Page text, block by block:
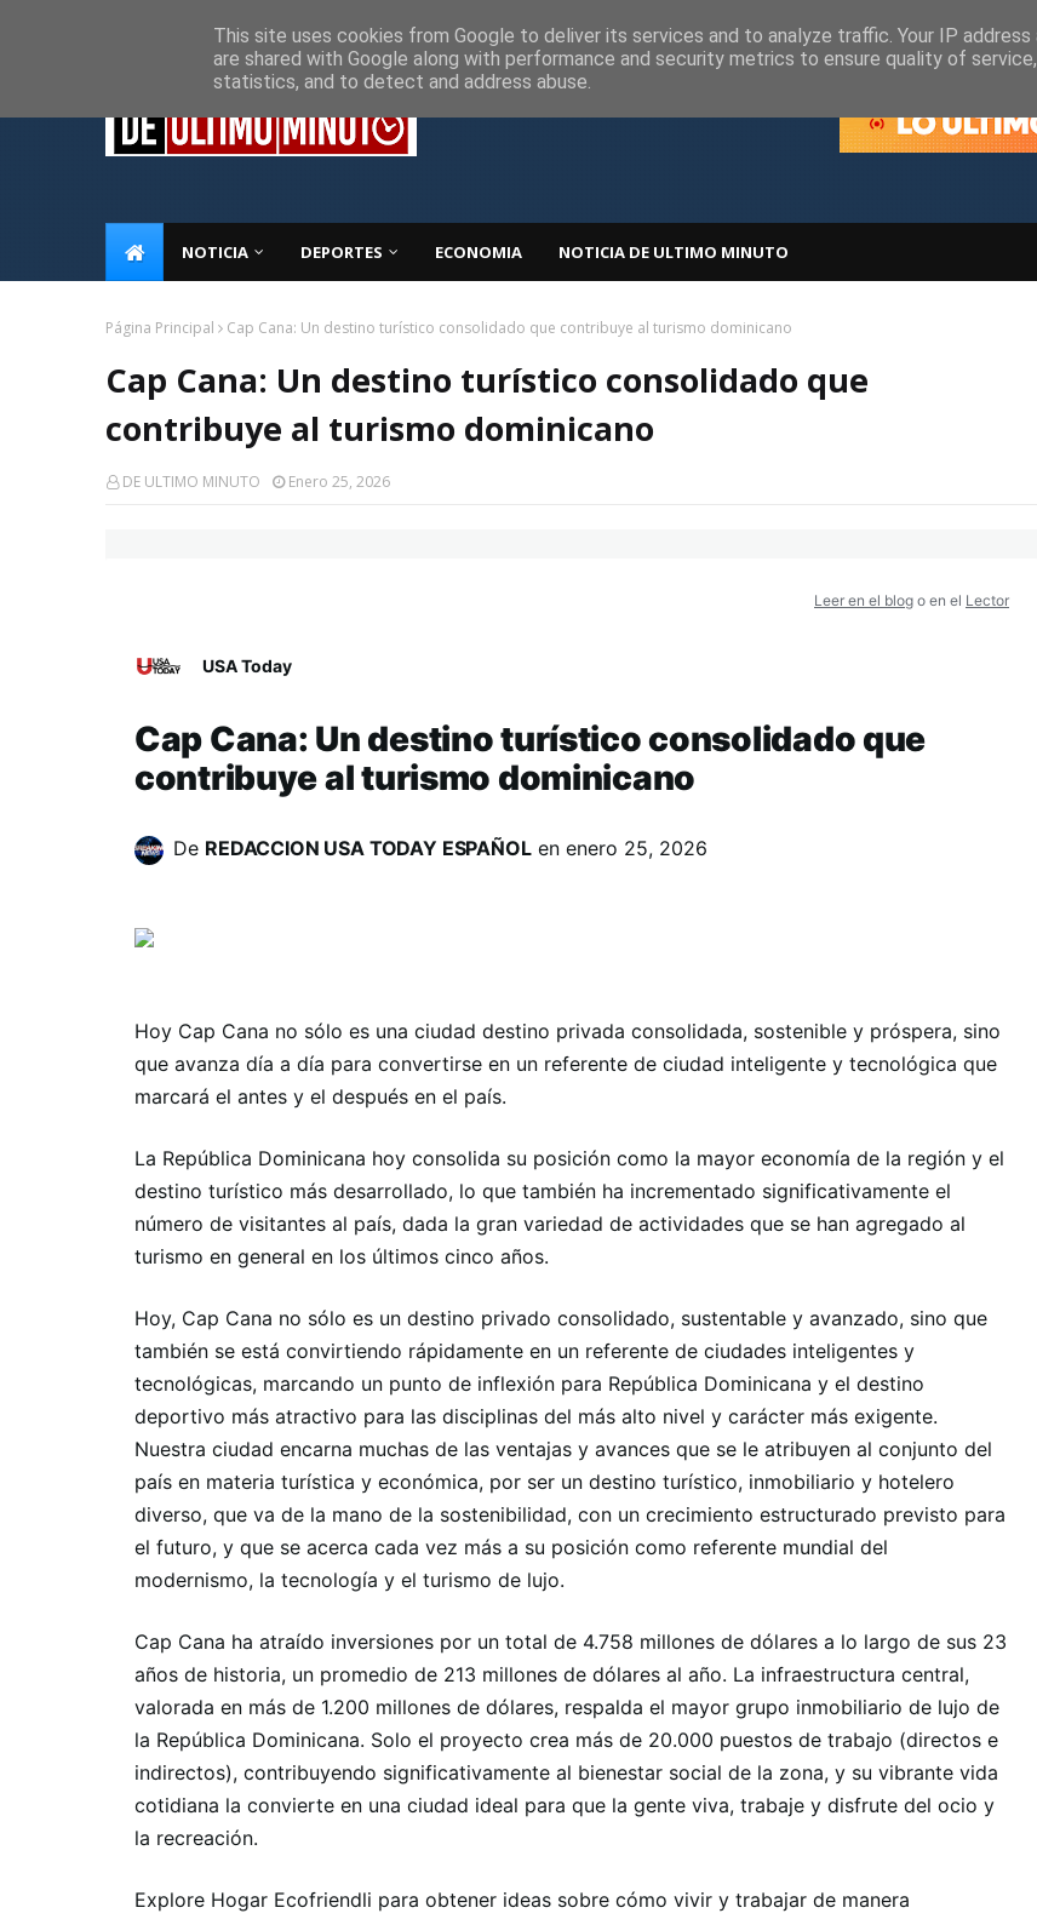
NOTICIA DEPORTES ECONOMIA NOTICIA DE ULTIMO MINUTO
Página Principal Cap Cana: Un destino turístico consolidado que contribuye al turismo dominicano
Cap Cana: Un destino turístico consolidado que
contribuye al turismo dominicano
DE ULTIMO MINUTO Enero 25, 2026
Leer en el blog o en el Lector
USA Today
Cap Cana: Un destino turístico consolidado que
contribuye al turismo dominicano
De REDACCION USA TODAY ESPAÑOLen enero 25, 2026
Hoy Cap Cana no sólo es una ciudad destino privada consolidada, sostenible y próspera, sino
que avanza día a día para convertirse en un referente de ciudad inteligente y tecnológica que
marcará el antes y el después en el país.
La República Dominicana hoy consolida su posición como la mayor economía de la región y el
destino turístico más desarrollado, lo que también ha incrementado significativamente el
número de visitantes al país, dada la gran variedad de actividades que se han agregado al
turismo en general en los últimos cinco años.
Hoy, Cap Cana no sólo es un destino privado consolidado, sustentable y avanzado, sino que
también se está convirtiendo rápidamente en un referente de ciudades inteligentes y
tecnológicas, marcando un punto de inflexión para República Dominicana y el destino
deportivo más atractivo para las disciplinas del más alto nivel y carácter más exigente.
Nuestra ciudad encarna muchas de las ventajas y avances que se le atribuyen al conjunto del
país en materia turística y económica, por ser un destino turístico, inmobiliario y hotelero
diverso, que va de la mano de la sostenibilidad, con un crecimiento estructurado previsto para
el futuro, y que se acerca cada vez más a su posición como referente mundial del
modernismo, la tecnología y el turismo de lujo.
Cap Cana ha atraído inversiones por un total de 4.758 millones de dólares a lo largo de sus 23
años de historia, un promedio de 213 millones de dólares al año. La infraestructura central,
valorada en más de 1.200 millones de dólares, respalda el mayor grupo inmobiliario de lujo de
la República Dominicana. Solo el proyecto crea más de 20.000 puestos de trabajo (directos e
indirectos), contribuyendo significativamente al bienestar social de la zona, y su vibrante vida
cotidiana la convierte en una ciudad ideal para que la gente viva, trabaje y disfrute del ocio y
la recreación.
Explore Hogar Ecofriendli para obtener ideas sobre cómo vivir y trabajar de manera
This site uses cookies from Google to deliver its services and to analyze traffic. Your IP address
are shared with Google along with performance and security metrics to ensure quality of
statistics, and to detect and address abuse.